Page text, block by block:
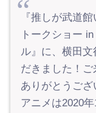
『推しが武道
トークショー
ル』に、横田
だきました！
ありがとうご
アニメは2020